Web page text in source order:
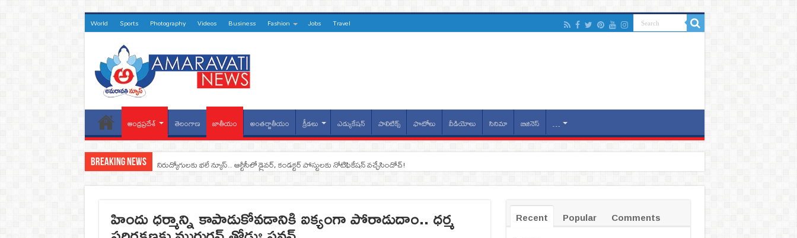
World Sports Photography Videos Business Fashion Jobs Travel
ఆంధ్రప్రదేశ్ తెలంగాణ జాతీయం అంతర్జాతీయం క్రీడలు ఎడ్యుకేషన్ పాలిటిక్స్ ఫొటోలు వీడియోలు సినిమా బిజినెస్ …
Breaking News నిరుద్యోగులకు భలే న్యూస్.. ఆర్టీసీలో డ్రైవర్, కండక్టర్‌ పోస్టులకు నోటిఫికేషన్‌ వచ్చేసిందోచ్‌!
హిందు ధర్మాన్ని కాపాడుకోవడానికి ఐక్యంగా పోరాడుదాం.. ధర్మ Recent Popular
Comments